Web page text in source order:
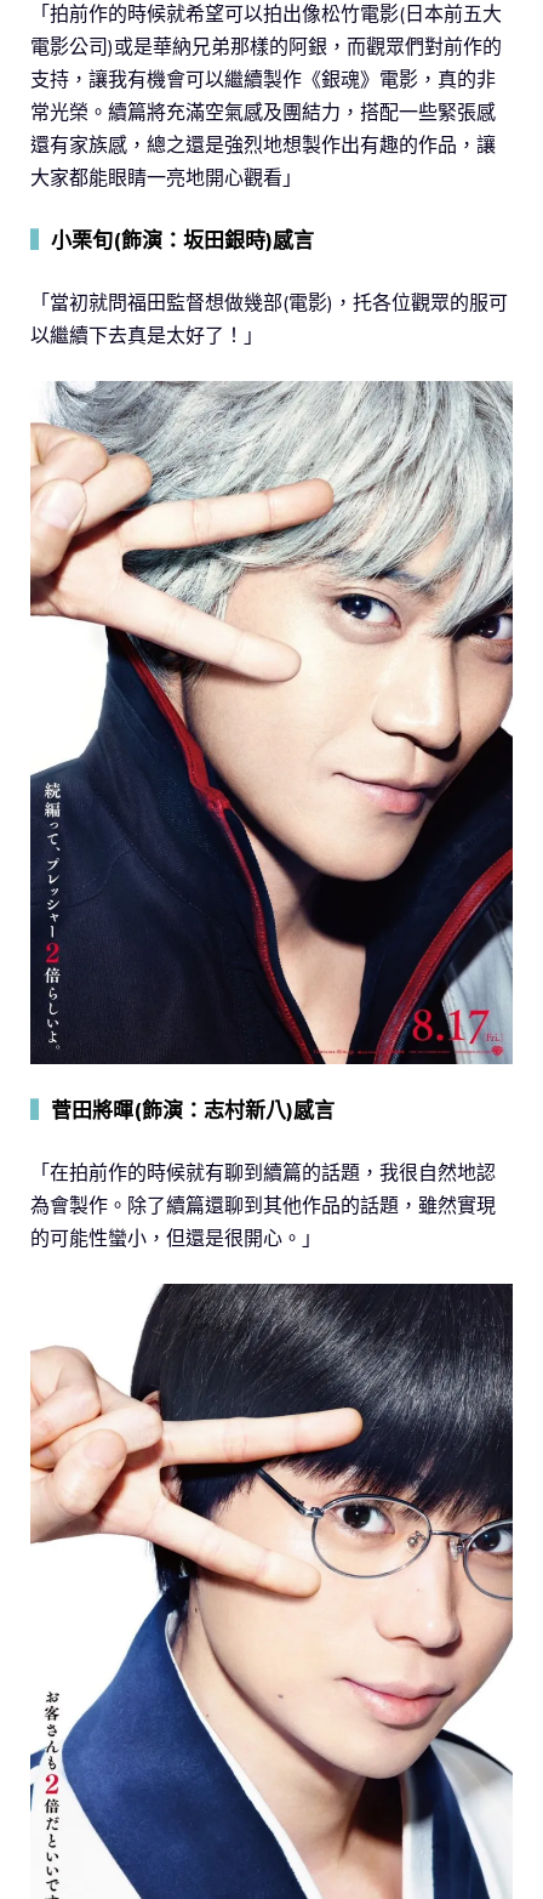
「拍前作的時候就希望可以拍出像松竹電影(日本前五大
電影公司)或是華納兄弟那樣的阿銀，而觀眾們對前作的
支持，讓我有機會可以繼續製作《銀魂》電影，真的非
常光榮。續篇將充滿空氣感及團結力，搭配一些緊張感
還有家族感，總之還是強烈地想製作出有趣的作品，讓
大家都能眼睛一亮地開心觀看」
小栗旬(飾演：坂田銀時)感言
「當初就問福田監督想做幾部(電影)，托各位觀眾的服可
以繼續下去真是太好了！」
菅田將暉(飾演：志村新八)感言
「在拍前作的時候就有聊到續篇的話題，我很自然地認
為會製作。除了續篇還聊到其他作品的話題，雖然實現
的可能性蠻小，但還是很開心。」